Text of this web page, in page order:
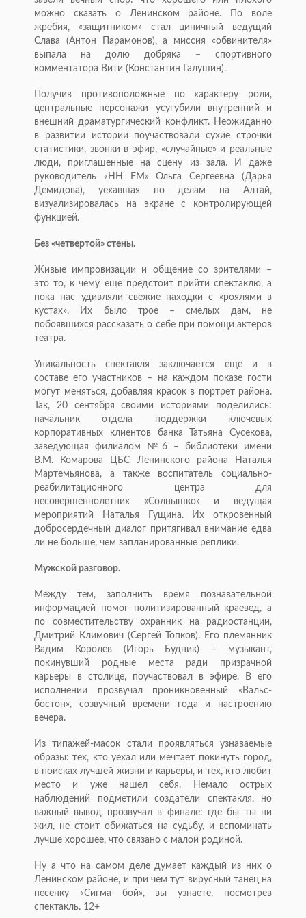
можно сказать о Ленинском районе. По воле
жребия, «защитником» стал циничный ведущий
Слава (Антон Парамонов), а миссия «обвинителя»
выпала на долю добряка – спортивного
комментатора Вити (Константин Галушин).
Получив противоположные по характеру роли,
центральные персонажи усугубили внутренний и
внешний драматургический конфликт. Неожиданно
в развитии истории поучаствовали сухие строчки
статистики, звонки в эфир, «случайные» и реальные
люди, приглашенные на сцену из зала. И даже
руководитель «НН FM» Ольга Сергеевна (Дарья
Демидова), уехавшая по делам на Алтай,
визуализировалась на экране с контролирующей
функцией.
Без «четвертой» стены.
Живые импровизации и общение со зрителями –
это то, к чему еще предстоит прийти спектаклю, а
пока нас удивляли свежие находки с «роялями в
кустах». Их было трое – смелых дам, не
побоявшихся рассказать о себе при помощи актеров
театра.
Уникальность спектакля заключается еще и в
составе его участников – на каждом показе гости
могут меняться, добавляя красок в портрет района.
Так, 20 сентября своими историями поделились:
начальник отдела поддержки ключевых
корпоративных клиентов банка Татьяна Сусекова,
заведующая филиалом №6 – библиотеки имени
В.М. Комарова ЦБС Ленинского района Наталья
Мартемьянова, а также воспитатель социально-
реабилитационного центра для
несовершеннолетних «Солнышко» и ведущая
мероприятий Наталья Гущина. Их откровенный
добросердечный диалог притягивал внимание едва
ли не больше, чем запланированные реплики.
Мужской разговор.
Между тем, заполнить время познавательной
информацией помог политизированный краевед, а
по совместительству охранник на радиостанции,
Дмитрий Климович (Сергей Топков). Его племянник
Вадим Королев (Игорь Будник) – музыкант,
покинувший родные места ради призрачной
карьеры в столице, поучаствовал в эфире. В его
исполнении прозвучал проникновенный «Вальс-
бостон», созвучный времени года и настроению
вечера.
Из типажей-масок стали проявляться узнаваемые
образы: тех, кто уехал или мечтает покинуть город,
в поисках лучшей жизни и карьеры, и тех, кто любит
место и уже нашел себя. Немало острых
наблюдений подметили создатели спектакля, но
важный вывод прозвучал в финале: где бы ты ни
жил, не стоит обижаться на судьбу, и вспоминать
лучше хорошее, что связано с малой родиной.
Ну а что на самом деле думает каждый из них о
Ленинском районе, и при чем тут вирусный танец на
песенку «Сигма бой», вы узнаете, посмотрев
спектакль. 12+